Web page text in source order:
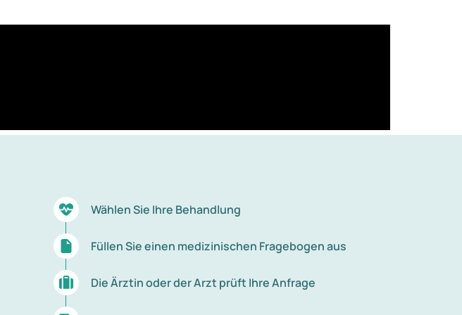
Wählen Sie Ihre Behandlung
Füllen Sie einen medizinischen Fragebogen aus
Die Ärztin oder der Arzt prüft Ihre Anfrage